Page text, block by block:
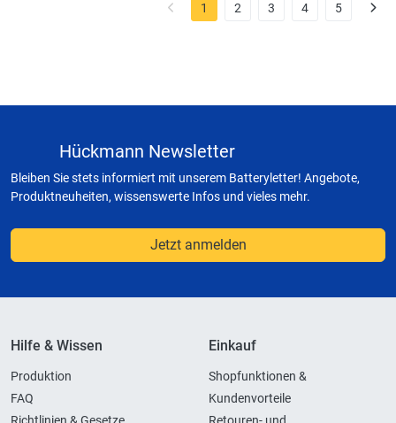
1 2 3 4 5
Hückmann Newsletter
Bleiben Sie stets informiert mit unserem Batteryletter! Angebote,
Produktneuheiten, wissenswerte Infos und vieles mehr.
Jetzt anmelden
Hilfe & Wissen
Produktion
FAQ
Einkauf
Shopfunktionen &
Kundenvorteile